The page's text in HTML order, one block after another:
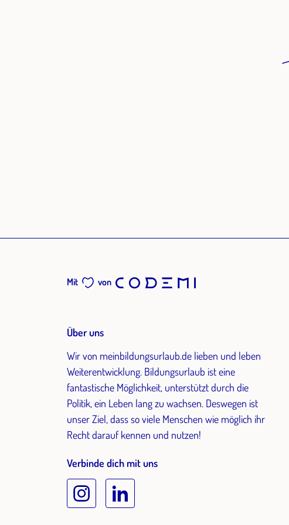
Mit von
Über uns
Wir von meinbildungsurlaub.de lieben und leben
Weiterentwicklung. Bildungsurlaub ist eine
fantastische Möglichkeit, unterstützt durch die
Politik, ein Leben lang zu wachsen. Deswegen ist
unser Ziel, dass so viele Menschen wie möglich ihr
Recht darauf kennen und nutzen!
Verbinde dich mit uns